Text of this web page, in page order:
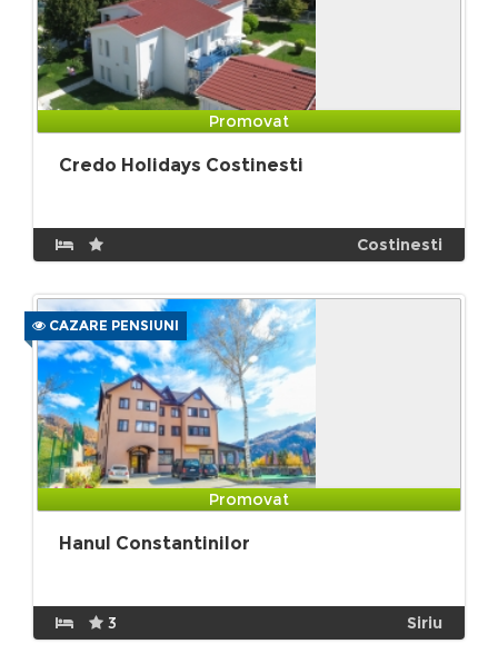
Promovat
Credo Holidays Costinesti
Costinesti
CAZARE PENSIUNI
Promovat
Hanul Constantinilor
3 Siriu